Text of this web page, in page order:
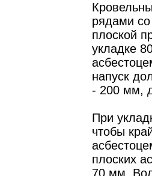
рядами
плоской
укладке
напуск
- 200 мм,
При
чтобы
плоских
70 мм.